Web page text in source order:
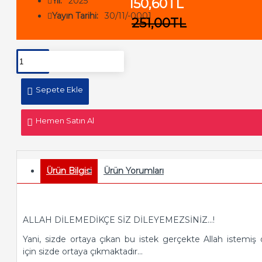
Yayın Tarihi:
30/11/-0001
150,60TL
251,00TL
Sepete Ekle
Hemen Satın Al
Ürün Bilgisi Ürün Yorumları
ALLAH DİLEMEDİKÇE SİZ DİLEYEMEZSİNİZ...!
Yani, sizde ortaya çıkan bu istek gerçekte Allah is­temiş
için sizde ortaya çıkmaktadır...